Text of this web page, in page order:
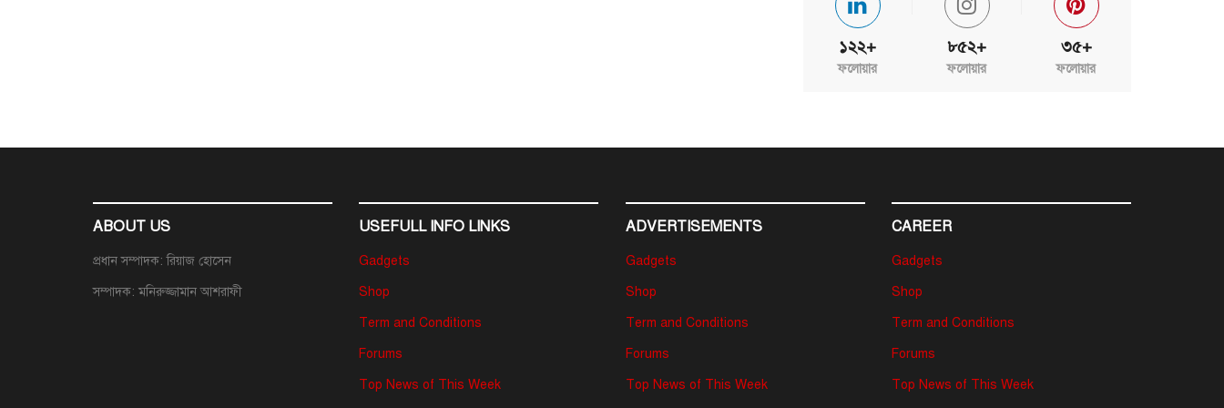
১২২+
ফলোয়ার
৮৫২+
ফলোয়ার
৩৫+
ফলোয়ার
ABOUT US
প্রধান সম্পাদক: রিয়াজ হোসেন
সম্পাদক: মনিরুজ্জামান আশরাফী
USEFULL INFO LINKS
Gadgets
Shop
Term and Conditions
Forums
Top News of This Week
ADVERTISEMENTS
Gadgets
Shop
Term and Conditions
Forums
Top News of This Week
CAREER
Gadgets
Shop
Term and Conditions
Forums
Top News of This Week